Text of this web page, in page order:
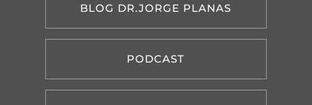
BLOG DR.JORGE PLANAS
PODCAST